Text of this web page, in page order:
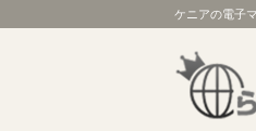
ケニアの電子